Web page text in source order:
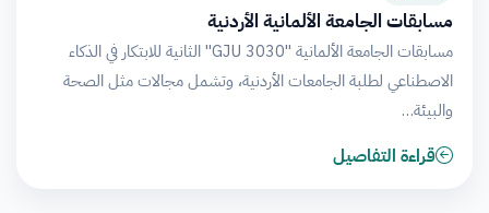
مسابقات الجامعة الألمانية الأردنية
مسابقات الجامعة الألمانية "GJU 3030" الثانية للابتكار في الذكاء
الاصطناعي لطلبة الجامعات الأردنية، وتشمل مجالات مثل الصحة
والبيئة…
قراءة التفاصيل